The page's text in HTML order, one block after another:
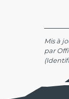
Mis à
par